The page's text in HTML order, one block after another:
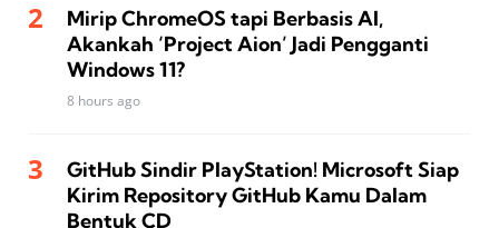
Mirip ChromeOS tapi Berbasis AI,
Akankah ‘Project Aion’ Jadi Pengganti
Windows 11?
8 hours ago
GitHub Sindir PlayStation! Microsoft Siap
Kirim Repository GitHub Kamu Dalam
Bentuk CD